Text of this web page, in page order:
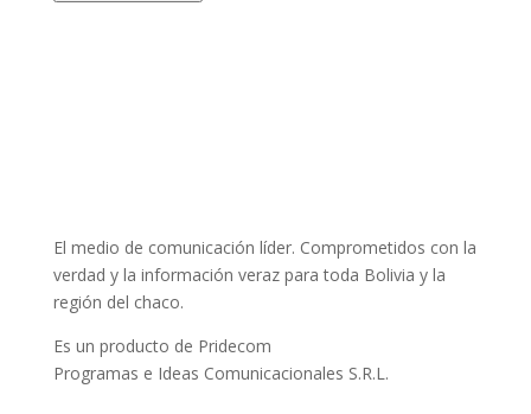
El medio de comunicación líder. Comprometidos con la
verdad y la información veraz para toda Bolivia y la
región del chaco.
Es un producto de Pridecom
Programas e Ideas Comunicacionales S.R.L.